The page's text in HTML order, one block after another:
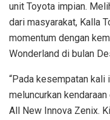
unit Toyota impian.
dari masyarakat, Kalla
momentum dengan
Wonderland di bulan
“Pada kesempatan kali
meluncurkan
All New Innova Zenix.